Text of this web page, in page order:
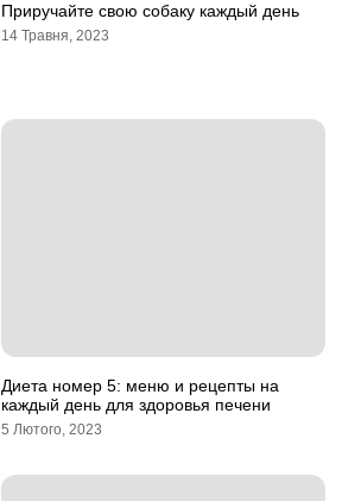
Приручайте свою собаку каждый день
14 Травня, 2023
Диета номер 5: меню и рецепты на
каждый день для здоровья печени
5 Лютого, 2023